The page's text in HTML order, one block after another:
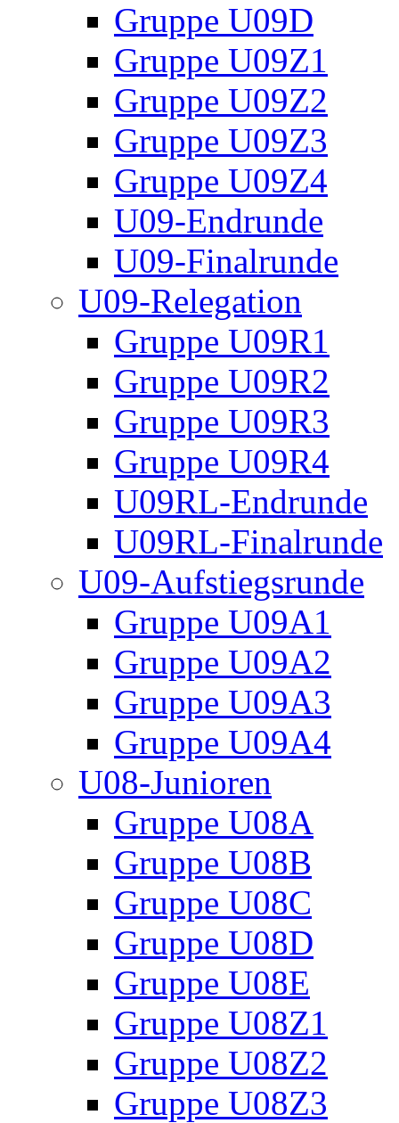
Gruppe U09D
Gruppe U09Z1
Gruppe U09Z2
Gruppe U09Z3
Gruppe U09Z4
U09-Endrunde
U09-Finalrunde
U09-Relegation
Gruppe U09R1
Gruppe U09R2
Gruppe U09R3
Gruppe U09R4
U09RL-Endrunde
U09RL-Finalrunde
U09-Aufstiegsrunde
Gruppe U09A1
Gruppe U09A2
Gruppe U09A3
Gruppe U09A4
U08-Junioren
Gruppe U08A
Gruppe U08B
Gruppe U08C
Gruppe U08D
Gruppe U08E
Gruppe U08Z1
Gruppe U08Z2
Gruppe U08Z3